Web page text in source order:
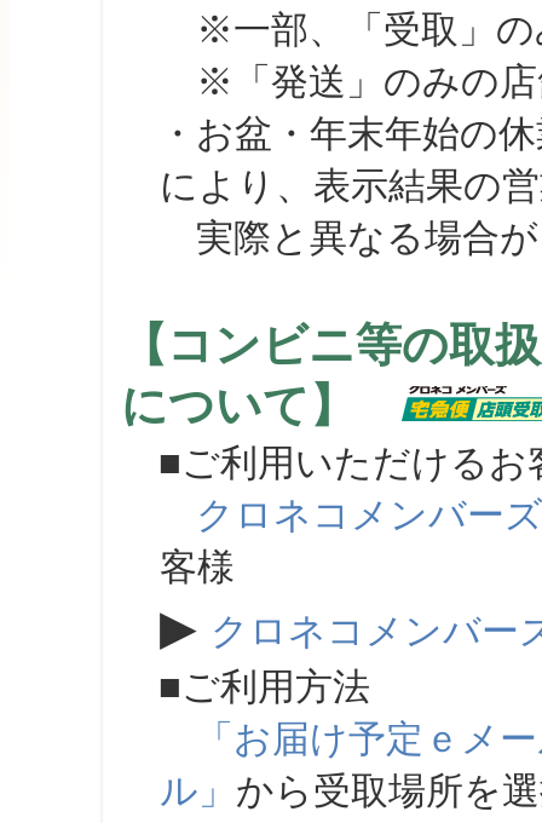
※一部、「受取」の
※「発送」のみの店
・お盆・年末年始の
により、表示結果の
実際と異なる場合が
【コンビニ等の取
について】
■ご利用いただけるお
クロネコメンバーズ
客様
▶ クロネコメンバー
■ご利用方法
「お届け予定ｅメ
ル」 から受取場所を